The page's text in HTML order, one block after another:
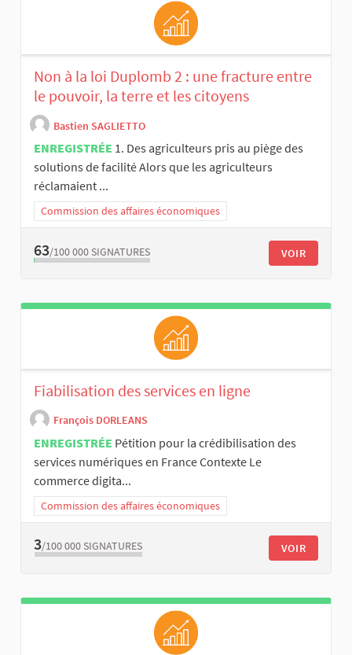
Non à la loi Duplomb 2 : une fracture entre
le pouvoir, la terre et les citoyens
Bastien SAGLIETTO
ENREGISTRÉE 1. Des agriculteurs pris au piège des
solutions de facilité Alors que les agriculteurs
réclamaient ...
Commission des affaires économiques
63/100 000 SIGNATURES VOIR
Fiabilisation des services en ligne
François DORLEANS
ENREGISTRÉE Pétition pour la crédibilisation des
services numériques en France Contexte Le
commerce digita...
Commission des affaires économiques
3/100 000 SIGNATURES VOIR